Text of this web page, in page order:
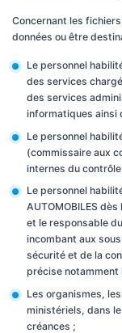
Concernant les
données ou être
Le personnel
des services
des services
informatiques ainsi
Le personnel
(commissaire aux
internes du
Le personnel
AUTOMOBILES
et le responsable
incombant aux
sécurité et de la
précise
Les organismes,
ministériels, dans
créances ;